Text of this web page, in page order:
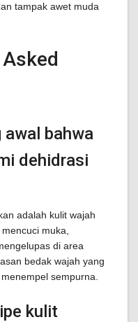
tampak awet muda
awal bahwa
dehidrasi
adalah kulit wajah
muka,
di area
bedak wajah yang
sempurna.
kulit